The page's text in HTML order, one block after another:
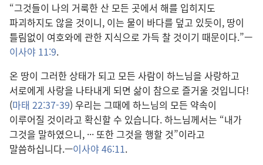
“그것들이 나의 거룩한 산 모든 곳에서 해를 입히지도
파괴하지도 않을 것이니, 이는 물이 바다를 덮고 있듯이, 땅이
틀림없이 여호와에 관한 지식으로 가득 찰 것이기 때문이다.”—
이사야 11:9.
온 땅이 그러한 상태가 되고 모든 사람이 하느님을 사랑하고
서로에게 사랑을 나타내게 되면 삶이 참으로 즐거울 것입니다!
(마태 22:37-39) 우리는 그때에 하느님의 모든 약속이
이루어질 것이라고 확신할 수 있습니다. 하느님께서는 “내가
그것을 말하였으니, ··· 또한 그것을 행할 것”이라고
말씀하십니다.—이사야 46:11.